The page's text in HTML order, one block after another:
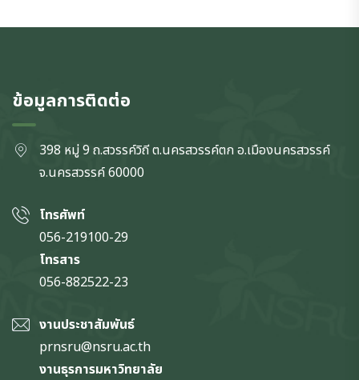
ข้อมูลการติดต่อ
398 หมู่ 9 ถ.สวรรค์วิถี ต.นครสวรรค์ตก อ.เมืองนครสวรรค์
จ.นครสวรรค์60000
โทรศัพท์
056-219100-29
โทรสาร
056-882522-23
งานประชาสัมพันธ์
prnsru@nsru.ac.th
งานธุรการมหาวิทยาลัย